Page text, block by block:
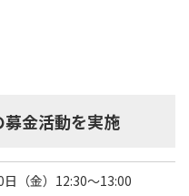
金活動を実施
（金）12:30～13:00